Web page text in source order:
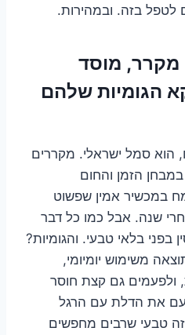
לטפל בזה. ובמהירות.
מוסד
הגומיות שלהם
הוא סמל ישראלי. מקררים
הזמן והחום
במכשיר אמין שפשוט
שנה. אבל כמו כל דבר
בפני בלאי טבעי. והגומיות?
משימוש יומיומי,
ולפעמים גם קצת חוסר
את הדלת עם הרגל
זה טבעי שרבים מחפשים